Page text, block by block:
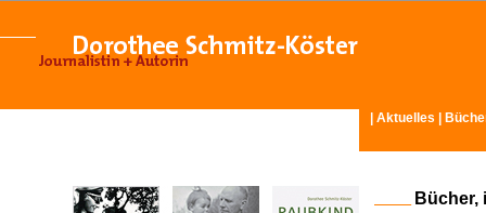
Aktuelles
Bücher,